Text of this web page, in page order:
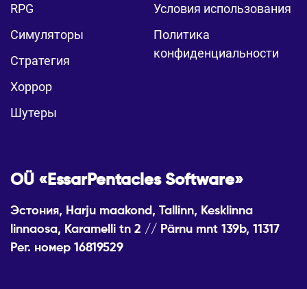
RPG
Симуляторы
Стратегия
Хоррор
Шутеры
Условия использования
Политика
конфиденциальности
OÜ «EssarPentacles Software»
Эстония, Harju maakond, Tallinn, Kesklinna
linnaosa, Karamelli tn 2 // Pärnu mnt 139b, 11317
Рег. номер 16819529